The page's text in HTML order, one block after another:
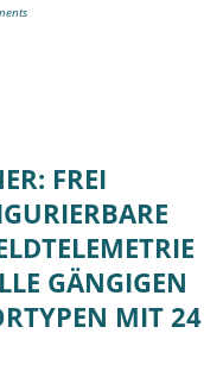
FREI
GÄNGIGEN
MIT 24